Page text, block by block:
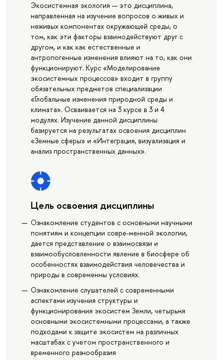
Экосистемная экология — это дисциплина,
направленная на изучение вопросов о живых и
неживых компонентах окружающей среды, о
том, как эти факторы взаимодействуют друг с
другом, и как как естественные и
антропогенные изменения влияют на то, как они
функционируют. Курс «Моделирование
экосистемных процессов» входит в группу
обязательных предметов специализации
«Глобальные изменения природной среды и
климата». Осваивается на 3 курсе в 3 и 4
модулях. Изучение данной дисциплины
базируется на результатах освоения дисциплин
«Земные сферы» и «Интеграция, визуализация и
анализ пространственных данных».
Цель освоения дисциплины
Ознакомление студентов с основными научными
понятиям и концепции совре-менной экологии,
дается представление о взаимосвязи и
взаимообусловленности явление в биосфере об
особенностях взаимодействия человечества и
природы в современны условиях.
Ознакомление слушателей с современными
аспектами изучения структуры и
функционирования экосистем Земли, четырьмя
основными экосистемными процессами, а также
подходами к защите экосистем на различных
масштабах с учетом пространственного и
временного разнообразия